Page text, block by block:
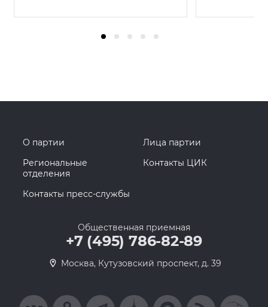
О партии
Лица партии
Региональные
отделения
Контакты ЦИК
Контакты пресс-службы
Общественная приемная
+7 (495) 786-82-89
Москва, Кутузовский проспект, д. 39